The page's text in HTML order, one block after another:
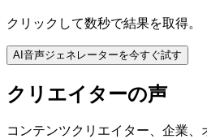
クリックして数秒で結果を取得。
AI音声ジェネレーターを今すぐ試す
クリエイターの声
コンテンツクリエイター、企業、